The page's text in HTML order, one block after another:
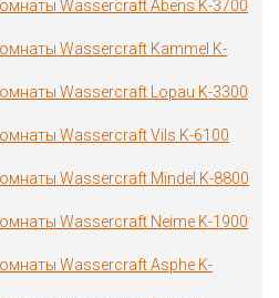
Wassercraft Abens K-3700
Wassercraft Kammel K-
Wassercraft Lopau K-3300
Wassercraft Vils K-6100
Wassercraft Mindel K-8800
Wassercraft Neime K-1900
Wassercraft Asphe K-